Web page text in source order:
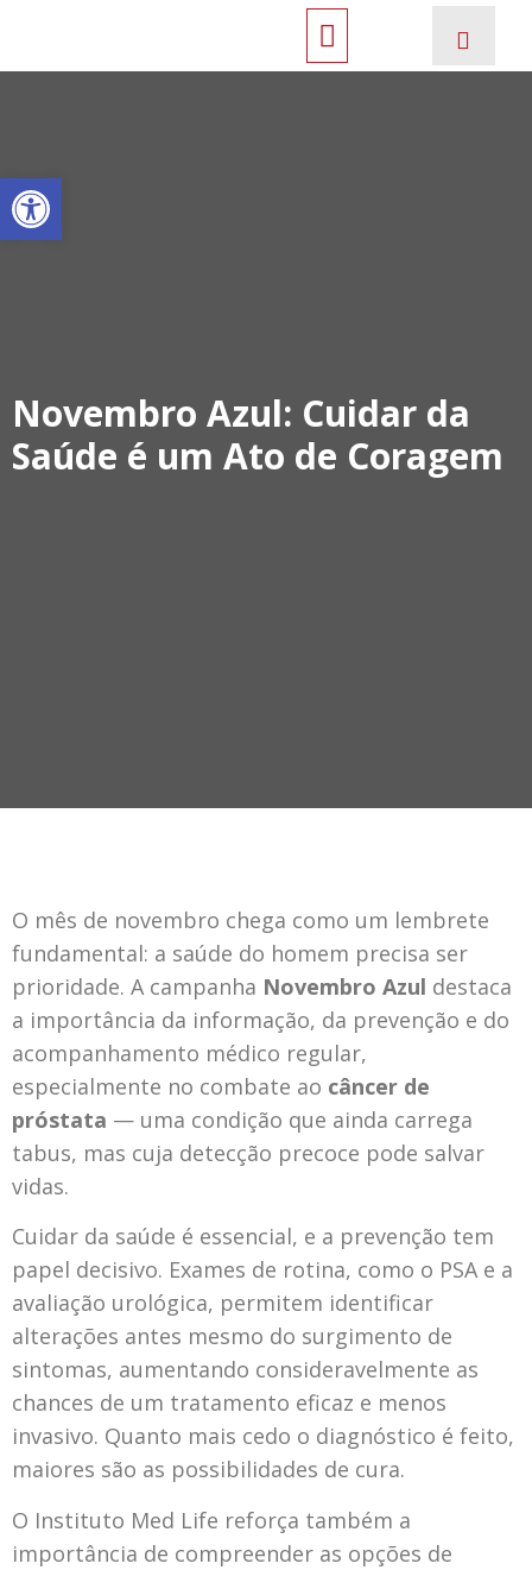
Novembro Azul: Cuidar da
Saúde é um Ato de Coragem
O mês de novembro chega como um lembrete
fundamental: a saúde do homem precisa ser
prioridade. A campanha Novembro Azul destaca
a importância da informação, da prevenção e do
acompanhamento médico regular,
especialmente no combate ao câncer de
próstata — uma condição que ainda carrega
tabus, mas cuja detecção precoce pode salvar
vidas.
Cuidar da saúde é essencial, e a prevenção tem
papel decisivo. Exames de rotina, como o PSA e a
avaliação urológica, permitem identificar
alterações antes mesmo do surgimento de
sintomas, aumentando consideravelmente as
chances de um tratamento eficaz e menos
invasivo. Quanto mais cedo o diagnóstico é feito,
maiores são as possibilidades de cura.
O Instituto Med Life reforça também a
importância de compreender as opções de
Open toolbar